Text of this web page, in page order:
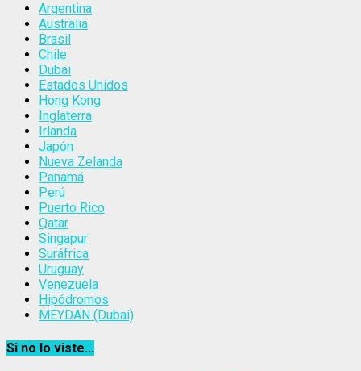
Argentina
Australia
Brasil
Chile
Dubai
Estados Unidos
Hong Kong
Inglaterra
Irlanda
Japón
Nueva Zelanda
Panamá
Perú
Puerto Rico
Qatar
Singapur
Suráfrica
Uruguay
Venezuela
Hipódromos
MEYDAN (Dubai)
Si no lo viste...